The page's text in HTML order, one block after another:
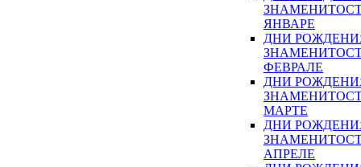
ЯНВАРЕ
ДНИ
ФЕВРАЛЕ
ДНИ
МАРТЕ
ДНИ
АПРЕЛЕ